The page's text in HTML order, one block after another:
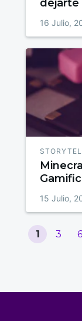
dejarte
16 Julio,
15 Julio,
1 3 6